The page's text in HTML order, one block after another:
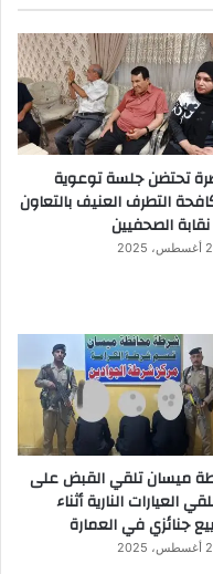
تحتضن جلسة توعوية
التطرف العنيف بالتعاون
الصحفيين
2025
ميسان تلقي القبض على
العيارات النارية أثناء
جنائزي في العمارة
2025